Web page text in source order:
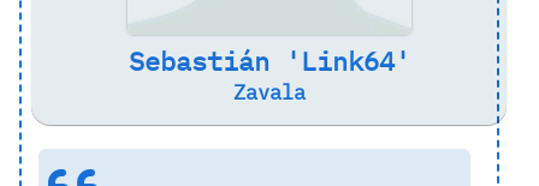
Sebastián 'Link64'
Zavala